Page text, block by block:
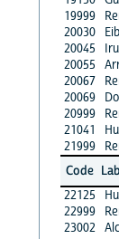
19999
20030
20045
20055
20067
20069
20999
21041
21999
Code
22125
22999
23002